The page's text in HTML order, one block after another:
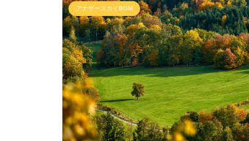
アナザースカイBGM